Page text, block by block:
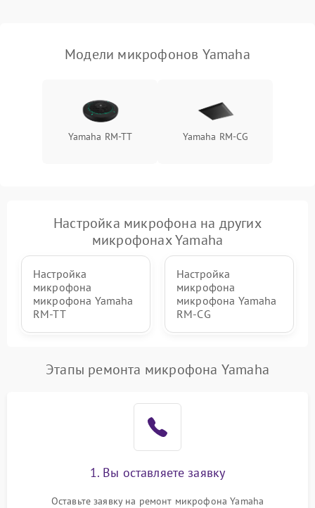
микрофонов)Модели микрофонов Yamaha
Yamaha RM-TT Yamaha RM-CG
Настройка микрофона на других
микрофонах Yamaha
Настройка
микрофона
микрофона Yamaha
RM-TT
Настройка
микрофона
микрофона Yamaha
RM-CG
Этапы ремонта микрофона Yamaha
1. Вы оставляете заявку
Оставьте заявку на ремонт микрофона Yamaha